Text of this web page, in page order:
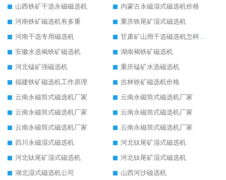
山西铁矿干选永磁磁选机
内蒙古永磁湿式磁选机价格
河南铁矿磁选机有多重
重庆铁尾矿湿式磁选机
河南干选专用磁选机
甘肃矿山用干选磁选机怎样调磁
安徽水选褐铁矿磁选机
湖南褐铁矿磁选机
河北锰矿强磁选机
重庆锰矿水选磁选机
福建铁矿磁选机工作原理
吉林铁矿磁选机价格
云南永磁筒式磁选机厂家
云南永磁筒式磁选机厂家
云南永磁筒式磁选机厂家
云南永磁筒式磁选机厂家
云南永磁筒式磁选机厂家
云南永磁筒式磁选机厂家
四川永磁湿式磁选机
河北钛尾矿湿式磁选机
河北钛尾矿湿式磁选机
河北钛尾矿湿式磁选机
湖北湿式磁选机公司
山西河沙磁选机